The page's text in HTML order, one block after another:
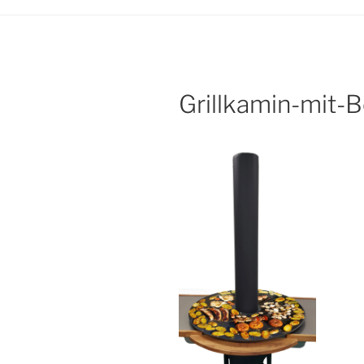
Grillkamin-mit-